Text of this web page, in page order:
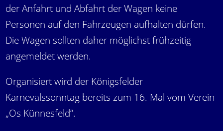
der Anfahrt und Abfahrt der Wagen keine
Personen auf den Fahrzeugen aufhalten dürfen.
Die Wagen sollten daher möglichst frühzeitig
angemeldet werden.
Organisiert wird der Königsfelder
Karnevalssonntag bereits zum 16. Mal vom Verein
„Os Künnesfeld“.